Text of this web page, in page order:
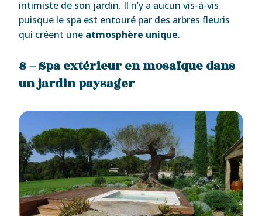
intimiste de son jardin. Il n’y a aucun vis-à-vis
puisque le spa est entouré par des arbres fleuris
qui créent une atmosphère unique.
8 – Spa extérieur en mosaïque dans
un jardin paysager